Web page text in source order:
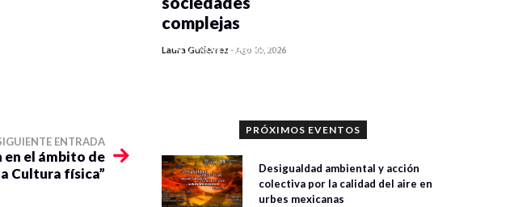
ENTRADA
en el ámbito de
Cultura física”
0 veces compartido
complejas
Laura Gutiérrez -Ago 05, 2026
PRÓXIMOS EVENTOS
Desigualdad ambiental y acción
colectiva por la calidad del aire en
urbes mexicanas